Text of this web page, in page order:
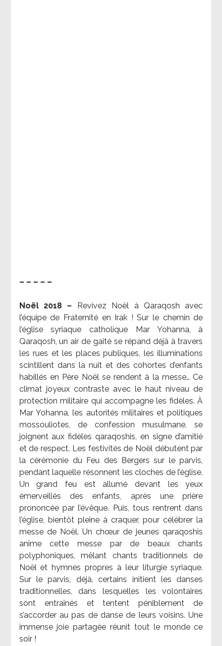
– – – – –
Noël 2018 –
Revivez Noël à Qaraqosh avec
l’équipe de Fraternité en Irak ! Sur le chemin de
l’église syriaque catholique Mar Yohanna, à
Qaraqosh, un air de gaité se répand déjà à travers
les rues et les places publiques, les illuminations
scintillent dans la nuit et des cohortes d’enfants
habillés en Père Noël se rendent à la messe… Ce
climat joyeux contraste avec le haut niveau de
protection militaire qui accompagne les fidèles. À
Mar Yohanna, les autorités militaires et politiques
mossouliotes, de confession musulmane, se
joignent aux fidèles qaraqoshis, en signe d’amitié
et de respect. Les festivités de Noël débutent par
la cérémonie du Feu des Bergers sur le parvis,
pendant laquelle résonnent les cloches de l’église.
Un grand feu est allumé devant les yeux
émerveillés des enfants, après une prière
prononcée par l’évêque. Puis, tous rentrent dans
l’église, bientôt pleine à craquer, pour célébrer la
messe de Noël. Un chœur de jeunes qaraqoshis
anime cette messe par de beaux chants
polyphoniques, mêlant chants traditionnels de
Noël et hymnes propres à leur liturgie syriaque.
Sur le parvis, déjà, certains initient les danses
traditionnelles, dans lesquelles les volontaires
sont entraînés et tentent péniblement de
s’accorder au pas de danse de leurs voisins. Une
immense joie partagée réunit tout le monde ce
soir !